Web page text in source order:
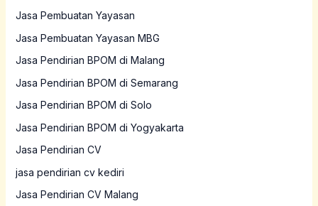
Jasa Pembuatan Yayasan
Jasa Pembuatan Yayasan MBG
Jasa Pendirian BPOM di Malang
Jasa Pendirian BPOM di Semarang
Jasa Pendirian BPOM di Solo
Jasa Pendirian BPOM di Yogyakarta
Jasa Pendirian CV
jasa pendirian cv kediri
Jasa Pendirian CV Malang